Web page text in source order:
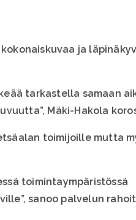
ja
tarkastella samaan
Mäki-Hakola
toimijoille mutta
toimintaympäristössä
sanoo palvelun